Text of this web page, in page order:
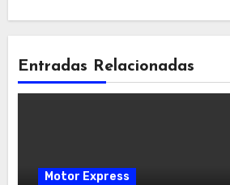
Entradas Relacionadas
Motor Express